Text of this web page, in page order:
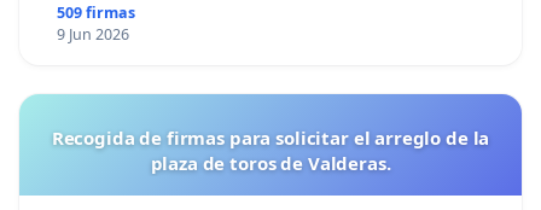
509 firmas
9 Jun 2026
Recogida de firmas para solicitar el arreglo de la
plaza de toros de Valderas.